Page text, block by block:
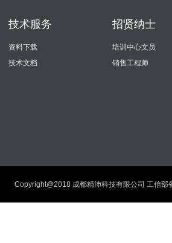
技术服务
资料下载
技术文档
招贤纳士
培训中心文员
销售工程师
Copyright@2018 成都精沛科技有限公司 工信